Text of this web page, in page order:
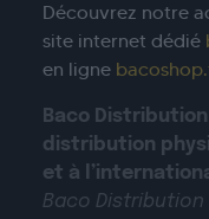
Découvrez notre
site internet dédié
en ligne
Baco
distribution
et à
Baco Distribution